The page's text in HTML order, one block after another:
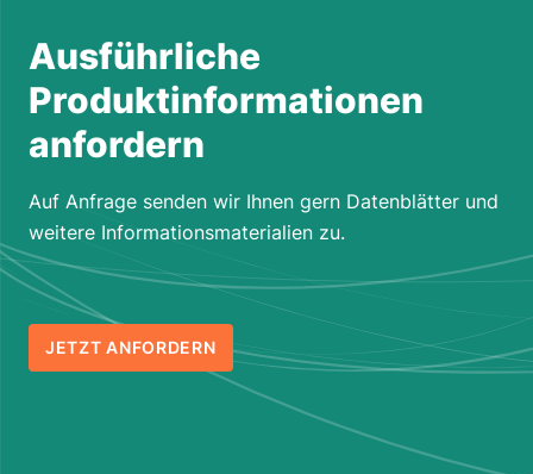
Ausführliche
Produktinformationen
anfordern
Auf Anfrage senden wir Ihnen gern Datenblätter und
weitere Informationsmaterialien zu.
JETZT ANFORDERN